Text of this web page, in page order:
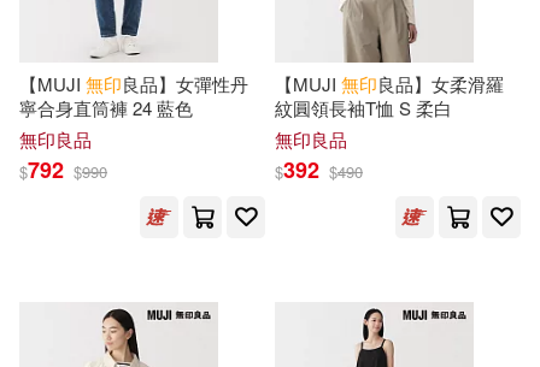
【MUJI 無印良品】女彈性丹
寧合身直筒褲 24 藍色
無印良品
$792 $990
【MUJI 無印良品】女柔滑羅
紋圓領長袖T恤 S 柔白
無印良品
$392 $490